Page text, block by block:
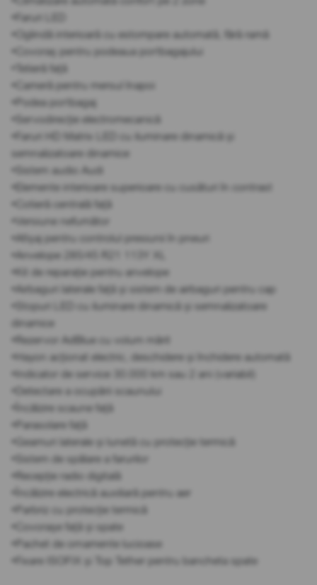
•Faruri LED
•Oglindă interioară cu estompare automată, fără ramă
•Covoraș pentru podeaua portbagajului
•Tetieră față
•Cameră pentru mersul înapoi
•Podea portbagaj
•Servodirecție electromecanică
•Faruri HD Matrix LED cu iluminare dinamică și
semnalizatoare dinamice
•Sistem audio Audi
•Elemente interioare superioare cu cusături în contrast
•Cotieră centrală față
•Versiune nefumător
•Afișaj pentru controlul presiunii în pneuri
•Anvelope 285/45 R21 113Y XL
•Kit de reparație pentru anvelope
•Airbaguri laterale față și sistem de airbaguri pentru cap
•Stopuri LED cu iluminare dinamică și semnalizatoare
dinamice
•Rezervor AdBlue cu volum mărit
•Hayon acționat electric, deschidere și închidere automată
•Indicator de service 30.000 km sau 2 ani (variabil)
•Detectare a ocupării scaunului
•Încălzire scaune față
•Parasolare față
•Geamuri laterale și lunetă cu protecție termică
•Sistem de spălare a farurilor
•Recepție radio digitală
•Încălzire electrică auxiliară pentru aer
•Parbriz cu protecție termică
•Covorașe față și spate
•Pachet de ornamente lucioase
•Fixare ISOFIX și Top Tether pentru bancheta spate